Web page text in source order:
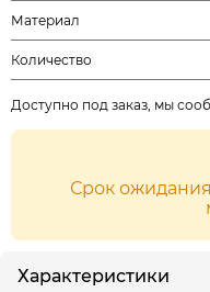
Материал
Количество
Доступно под заказ, мы
Срок
Характеристики